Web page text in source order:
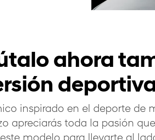
ahora
inspirado en el deporte de
apreciarás toda la pasión